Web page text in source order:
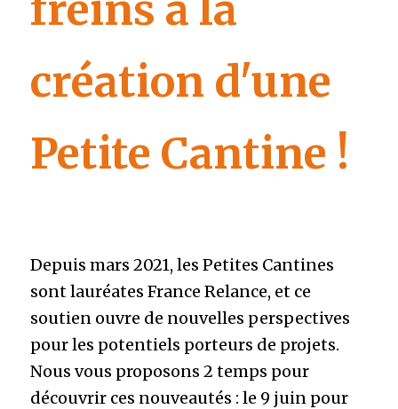
création d'une
Petite Cantine !
Depuis mars 2021, les Petites Cantines
sont lauréates France Relance, et ce
soutien ouvre de nouvelles perspectives
pour les potentiels porteurs de projets.
Nous vous proposons 2 temps pour
découvrir ces nouveautés : le 9 juin pour